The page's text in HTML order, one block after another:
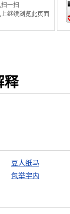
一扫
继续浏览此页面
释
豆人纸马
包举宇内